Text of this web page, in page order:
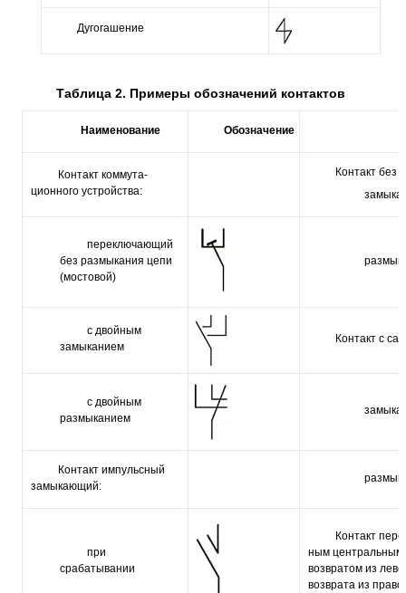
Дугогашение
Таблица 2. Примеры обозначений контактов
Наименование Обозначение
Контакт коммута­
ционного устрой­ства:
Контакт без
переключающий
без размыкания цепи
(мостовой)
с двойным
замыканием
Контакт с
с двойным
размыканием
Контакт импульс­ный
замыкающий:
при
срабатывании
Контакт
ным центральным
возвратом из
возврата из